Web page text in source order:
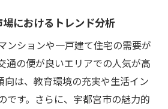
におけるトレンド分析
ンションや一戸建て住宅の需要が
通の便が良いエリアでの人気が高
向は、教育環境の充実や生活イン
です。さらに、宇都宮市の魅力的